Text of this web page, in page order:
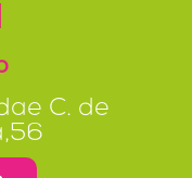
C. de